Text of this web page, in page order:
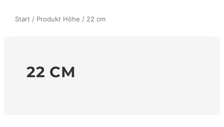
Start / Produkt Höhe / 22 cm
22 CM